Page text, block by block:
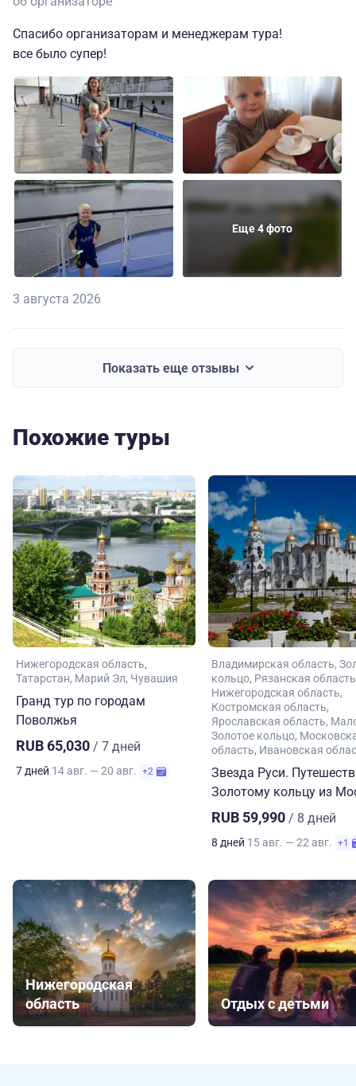
Спасибо организаторам и менеджерам тура!
все было супер!
Еще 4 фото
3 августа 2026
Показать еще отзывы
Похожие туры
Нижегородская область
Татарстан Марий Эл Чувашия
Гранд тур по городам
Поволжья
RUB 65,030 / 7 дней
7 дней 14 авг. — 20 авг. +2
Владимирская область
кольцо Рязанская область
Нижегородская область
Костромская область
Ярославская область
Золотое кольцо
область Ивановская
Звезда Руси.
Золотому кольцу из
RUB 59,990 / 8 дней
8 дней 15 авг. — 22 авг. +1
Нижегородская
область
Отдых с детьми